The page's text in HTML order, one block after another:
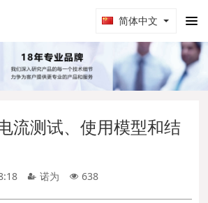
简体中文
流测试、使用模型和结
诺为 638